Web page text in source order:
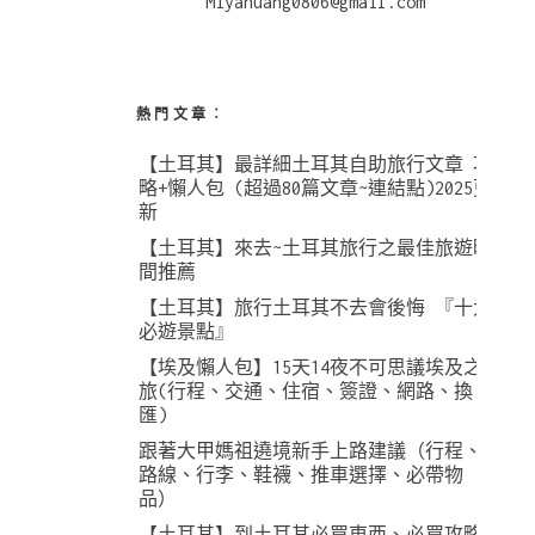
熱門文章︰
【土耳其】最詳細土耳其自助旅行文章 攻
略+懶人包 (超過80篇文章~連結點)2025更
新
【土耳其】來去~土耳其旅行之最佳旅遊時
間推薦
【土耳其】旅行土耳其不去會後悔 『十大
必遊景點』
【埃及懶人包】15天14夜不可思議埃及之
旅(行程、交通、住宿、簽證、網路、換
匯)
跟著大甲媽祖遶境新手上路建議（行程、
路線、行李、鞋襪、推車選擇、必帶物
品）